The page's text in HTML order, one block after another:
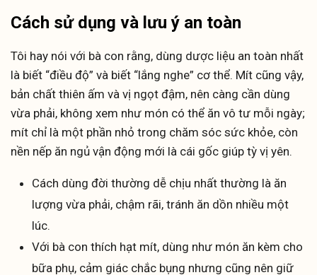
Cách sử dụng và lưu ý an toàn
Tôi hay nói với bà con rằng, dùng dược liệu an toàn nhất
là biết “điều độ” và biết “lắng nghe” cơ thể. Mít cũng vậy,
bản chất thiên ấm và vị ngọt đậm, nên càng cần dùng
vừa phải, không xem như món có thể ăn vô tư mỗi ngày;
mít chỉ là một phần nhỏ trong chăm sóc sức khỏe, còn
nền nếp ăn ngủ vận động mới là cái gốc giúp tỳ vị yên.
Cách dùng đời thường dễ chịu nhất thường là ăn
lượng vừa phải, chậm rãi, tránh ăn dồn nhiều một
lúc.
Với bà con thích hạt mít, dùng như món ăn kèm cho
bữa phụ, cảm giác chắc bụng nhưng cũng nên giữ